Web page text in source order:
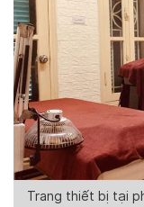
Trang thiết bị tại